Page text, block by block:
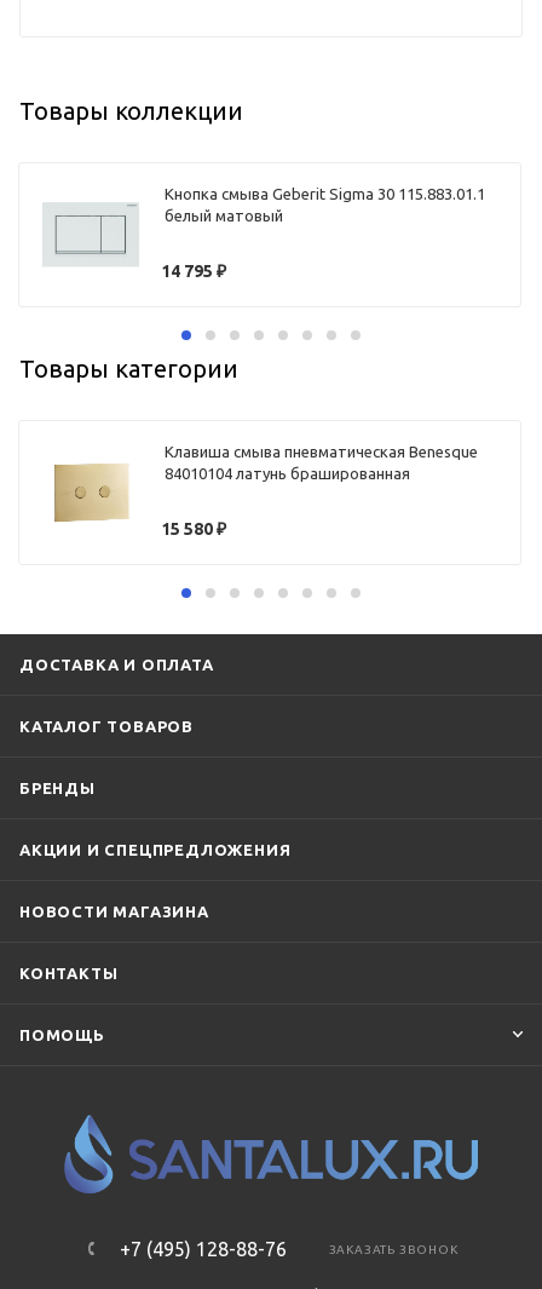
Товары коллекции
Кнопка смыва Geberit Sigma 30 115.883.01.1
белый матовый
14 795 ₽
Товары категории
Клавиша смыва пневматическая Benesque
84010104 латунь брашированная
15 580₽
ДОСТАВКА И ОПЛАТА
КАТАЛОГ ТОВАРОВ
БРЕНДЫ
АКЦИИ И СПЕЦПРЕДЛОЖЕНИЯ
НОВОСТИ МАГАЗИНА
КОНТАКТЫ
ПОМОЩЬ
+7 (495) 128-88-76 ЗАКАЗАТЬ ЗВОНОК